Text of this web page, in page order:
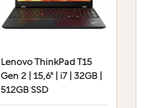
Lenovo ThinkPad T15
Gen 2 | 15,6" | i7 | 32GB |
512GB SSD